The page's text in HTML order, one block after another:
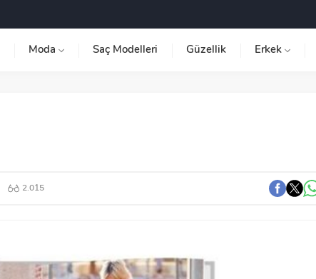
Moda Saç Modelleri Güzellik Erkek
2.015